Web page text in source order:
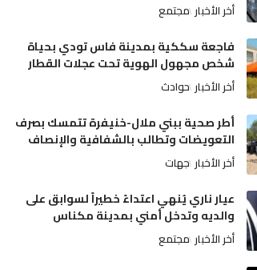
أخر الأخبار مجتمع
فاجعة سككية بمدينة فاس تودي بحياة
شخص مجهول الهوية تحت عجلات القطار
أخر الأخبار حوادث
أطر صحية ببني ملال-خنيفرة تتمسك بصرف
التعويضات وتطالب بالشفافية والإنصاف
أخر الأخبار جهات
عيار ناري يُنهي اعتداءً خطيراً لسوابق على
والديه وتدخل أمني بمدينة مكناس
أخر الأخبار مجتمع